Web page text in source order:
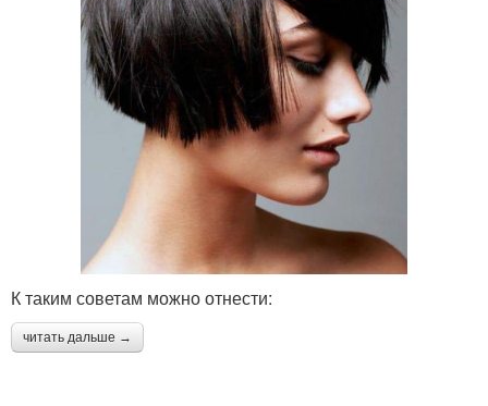
К таким советам можно отнести:
читать дальше →